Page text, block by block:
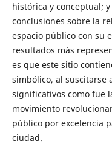
histórica y conceptual;
conclusiones sobre la
espacio público con su
resultados más
es que este sitio
simbólico, al suscitarse
significativos como fue
movimiento
público por excelencia
ciudad.